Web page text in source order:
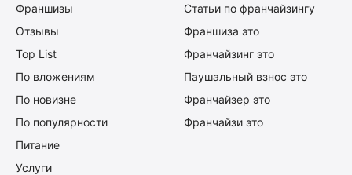
Франшизы
Отзывы
Top List
По вложениям
По новизне
По популярности
Питание
Услуги
Статьи по франчайзингу
Франшиза это
Франчайзинг это
Паушальный взнос это
Франчайзер это
Франчайзи это